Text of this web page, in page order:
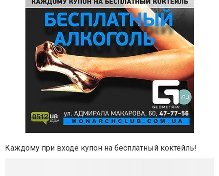
Каждому при входе купон на бесплатный коктейль!